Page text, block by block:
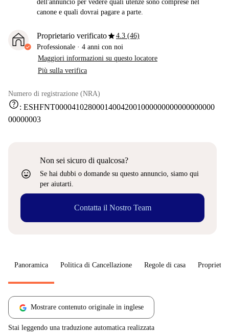
dell'annuncio per vedere quali utenze sono comprese nel
canone e quali dovrai pagare a parte.
Proprietario verificatostar4.3 (46)
Professionale · 4 anni con noi
Maggiori informazioni su questo locatore
Più sulla verifica
Numero di registrazione (NRA)
help: ESHFNT000041028000140042001000000000000000000
00000003
sentiment_very_satisfied
Non sei sicuro di qualcosa?
Se hai dubbi o domande su questo annuncio, siamo qui
per aiutarti.
Contatta il Nostro Team
Panoramica Politica di Cancellazione Regole di casa
Mostrare contenuto originale in inglese
Stai leggendo una traduzione automatica realizzata